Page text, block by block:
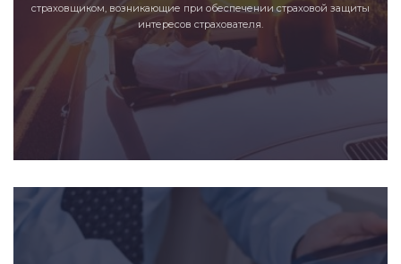
страховщиком, возникающие при обеспечении страховой защиты
интересов страхователя.